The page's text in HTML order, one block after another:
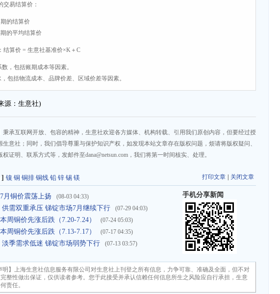
交易结算价：
的结算价
的平均结算价
结算价 = 生意社基准价×K＋C
，包括账期成本等因素。
包括物流成本、品牌价差、区域价差等因素。
：生意社)
秉承互联网开放、包容的精神，生意社欢迎各方媒体、机构转载、引用我们原创内容，但要经过授
生意社；同时，我们倡导尊重与保护知识产权，如发现本站文章存在版权问题，烦请将版权疑问、
证明、联系方式等，发邮件至dana@netsun.com，我们将第一时间核实、处理。
打印文章 关闭文章
镍 铜 铜排 铜线 铅 锌 锡 镁
月铜价震荡上扬 (08-03 04:33)
供需双重承压 锑锭市场7月继续下行 (07-29 04:03)
周铜价先涨后跌（7.20-7.24） (07-24 05:03)
周铜价先涨后跌（7.13-7.17） (07-17 04:35)
淡季需求低迷 锑锭市场弱势下行 (07-13 03:57)
手机分享新闻
明】上海生意社信息服务有限公司对生意社上刊登之所有信息，力争可靠、准确及全面，但不对
整性做出保证，仅供读者参考。您于此接受并承认信赖任何信息所生之风险应自行承担，生意
责任。